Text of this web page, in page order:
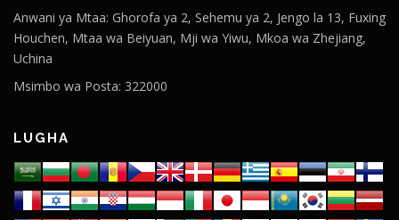
Anwani ya Mtaa: Ghorofa ya 2, Sehemu ya 2, Jengo la 13, Fuxing
Houchen, Mtaa wa Beiyuan, Mji wa Yiwu, Mkoa wa Zhejiang,
Uchina
Msimbo wa Posta: 322000
LUGHA